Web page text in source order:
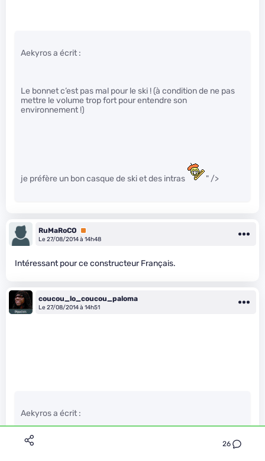
26
Aekyros a écrit :
Le bonnet c’est pas mal pour le ski ! (à condition de ne pas
mettre le volume trop fort pour entendre son
environnement !)
je préfère un bon casque de ski et des intras " />
RuMaRoCO
Premium
Le 27/08/2014 à 14h48
Intéressant pour ce constructeur Français.
coucou_lo_coucou_paloma
Le 27/08/2014 à 14h51
Aekyros a écrit :
Le bonnet c’est pas mal pour le ski ! (à condition de ne pas